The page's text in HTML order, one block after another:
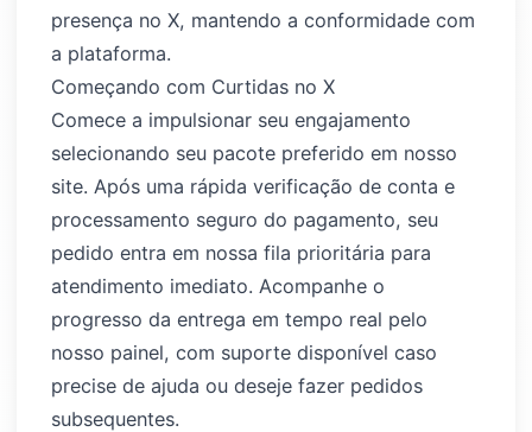
presença no X, mantendo a conformidade com
a plataforma.
Começando com Curtidas no X
Comece a impulsionar seu engajamento
selecionando seu pacote preferido em nosso
site. Após uma rápida verificação de conta e
processamento seguro do pagamento, seu
pedido entra em nossa fila prioritária para
atendimento imediato. Acompanhe o
progresso da entrega em tempo real pelo
nosso painel, com suporte disponível caso
precise de ajuda ou deseje fazer pedidos
subsequentes.